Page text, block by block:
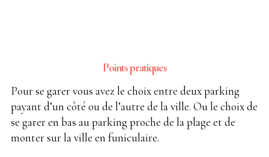
Points pratiques
Pour se garer vous avez le choix entre deux parking
payant d’un côté ou de l’autre de la ville. Ou le choix de
se garer en bas au parking proche de la plage et de
monter sur la ville en funiculaire.